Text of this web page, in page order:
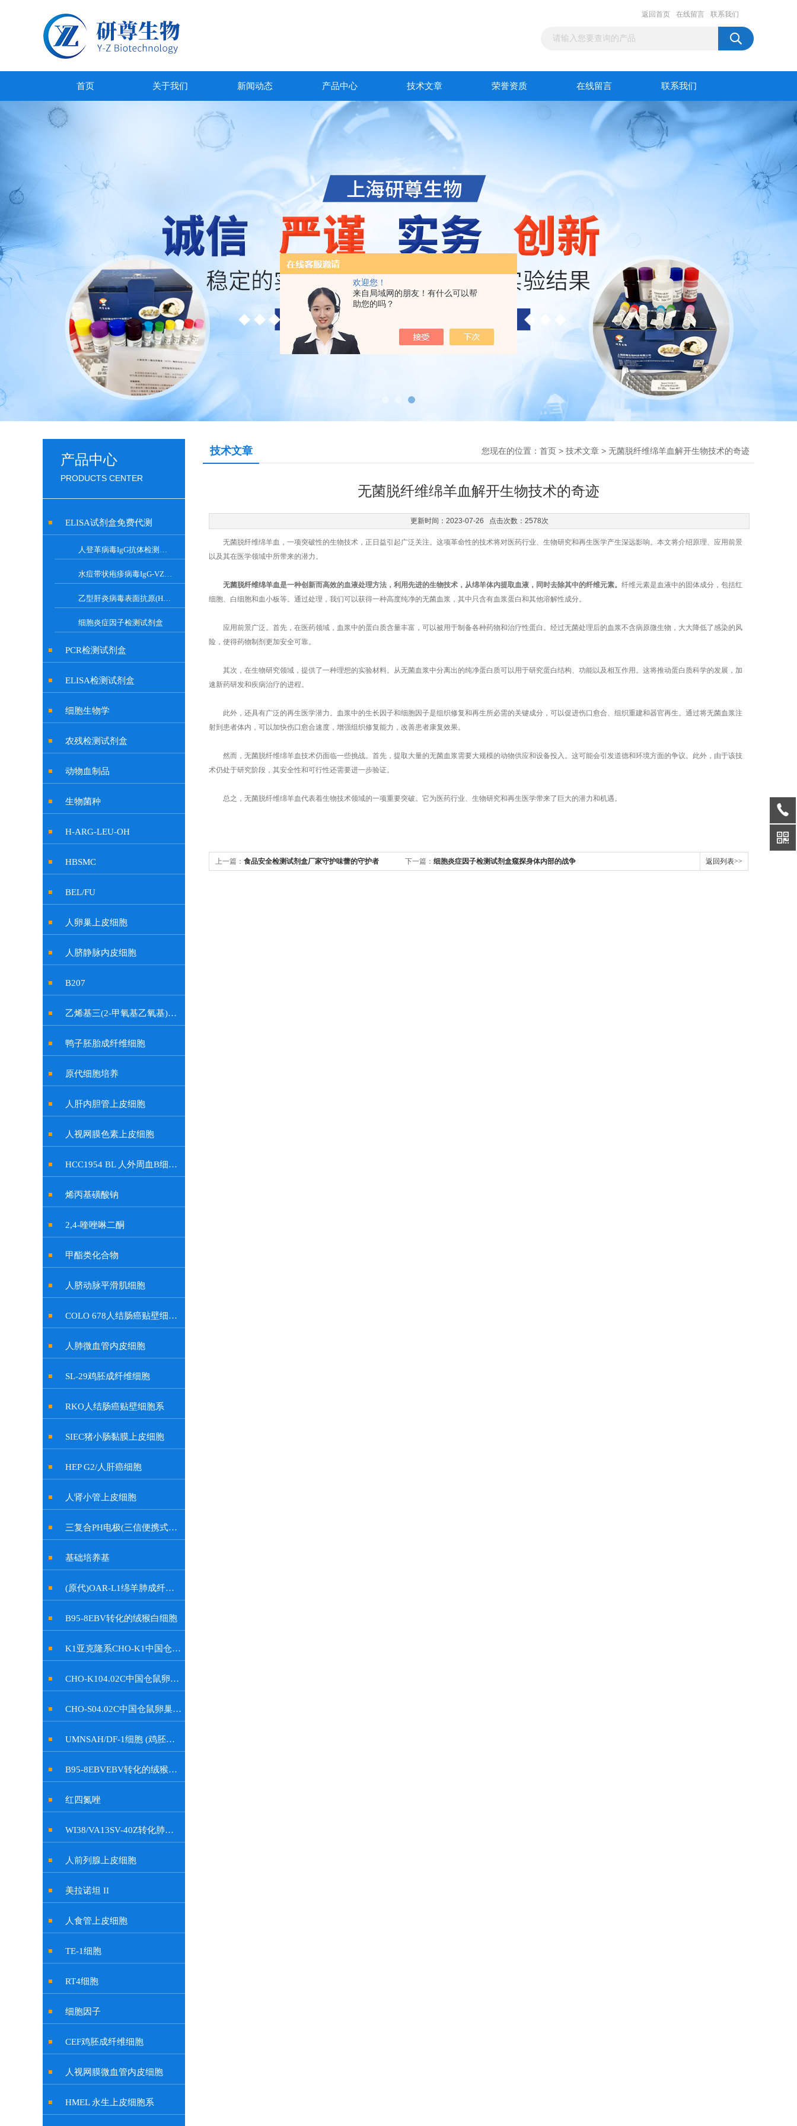
欢迎您！
来自局域网的朋友！有什么可以帮
助您的吗？
返回首页 在线留言 联系我们
首页 关于我们 新闻动态 产品中心 技术文章 荣誉资质 在线留言 联系我们
产品中心
PRODUCTS CENTER
ELISA试剂盒免费代测
人登革病毒IgG抗体检测试剂盒
水痘带状疱疹病毒IgG-VZV Elisa检测试剂盒
乙型肝炎病毒表面抗原(HBsAg)试剂盒
细胞炎症因子检测试剂盒
PCR检测试剂盒
ELISA检测试剂盒
细胞生物学
农残检测试剂盒
动物血制品
生物菌种
H-ARG-LEU-OH
HBSMC
BEL/FU
人卵巢上皮细胞
人脐静脉内皮细胞
B207
乙烯基三(2-甲氧基乙氧基)硅烷
鸭子胚胎成纤维细胞
原代细胞培养
人肝内胆管上皮细胞
人视网膜色素上皮细胞
HCC1954 BL 人外周血B细胞系
烯丙基磺酸钠
2,4-喹唑啉二酮
甲酯类化合物
人脐动脉平滑肌细胞
COLO 678人结肠癌贴壁细胞系
人肺微血管内皮细胞
SL-29鸡胚成纤维细胞
RKO人结肠癌贴壁细胞系
SIEC猪小肠黏膜上皮细胞
HEP G2/人肝癌细胞
人肾小管上皮细胞
三复合PH电极(三信便携式余氯计电极, 特制插口)
基础培养基
(原代)OAR-L1绵羊肺成纤维细胞
B95-8EBV转化的绒猴白细胞
K1亚克隆系CHO-K1中国仓鼠卵巢细胞
CHO-K104.02C中国仓鼠卵巢细胞
CHO-S04.02C中国仓鼠卵巢细胞
UMNSAH/DF-1细胞 (鸡胚成纤维细胞)
B95-8EBVEBV转化的绒猴白细胞
红四氮唑
WI38/VA13SV-40Z转化肺成纤维细胞
人前列腺上皮细胞
美拉诺坦 II
人食管上皮细胞
TE-1细胞
RT4细胞
细胞因子
CEF鸡胚成纤维细胞
人视网膜微血管内皮细胞
HMEL 永生上皮细胞系
技术文章 您现在的位置： 首页 > 技术文章 > 无菌脱纤维绵羊血解开生物技术的奇迹
无菌脱纤维绵羊血解开生物技术的奇迹
更新时间：2023-07-26 点击次数：2578次
无菌脱纤维绵羊血，一项突破性的生物技术，正日益引起广泛关注。这项革命性的技术将对医药行业、生物研究和再生医学产生深远影响。本文将介绍原理、应用前景
以及其在医学领域中所带来的潜力。
无菌脱纤维绵羊血是一种创新而高效的血液处理方法，利用先进的生物技术，从绵羊体内提取血液，同时去除其中的纤维元素。 纤维元素是血液中的固体成分，包括红
细胞、白细胞和血小板等。通过处理，我们可以获得一种高度纯净的无菌血浆，其中只含有血浆蛋白和其他溶解性成分。
应用前景广泛。首先，在医药领域，血浆中的蛋白质含量丰富，可以被用于制备各种药物和治疗性蛋白。经过无菌处理后的血浆不含病原微生物，大大降低了感染的风
险，使得药物制剂更加安全可靠。
其次，在生物研究领域，提供了一种理想的实验材料。从无菌血浆中分离出的纯净蛋白质可以用于研究蛋白结构、功能以及相互作用。这将推动蛋白质科学的发展，加
速新药研发和疾病治疗的进程。
此外，还具有广泛的再生医学潜力。血浆中的生长因子和细胞因子是组织修复和再生所必需的关键成分，可以促进伤口愈合、组织重建和器官再生。通过将无菌血浆注
射到患者体内，可以加快伤口愈合速度，增强组织修复能力，改善患者康复效果。
然而，无菌脱纤维绵羊血技术仍面临一些挑战。首先，提取大量的无菌血浆需要大规模的动物供应和设备投入。这可能会引发道德和环境方面的争议。此外，由于该技
术仍处于研究阶段，其安全性和可行性还需要进一步验证。
总之，无菌脱纤维绵羊血代表着生物技术领域的一项重要突破。它为医药行业、生物研究和再生医学带来了巨大的潜力和机遇。
上一篇： 食品安全检测试剂盒厂家守护味蕾的守护者 下一篇： 细胞炎症因子检测试剂盒窥探身体内部的战争 返回列表>>